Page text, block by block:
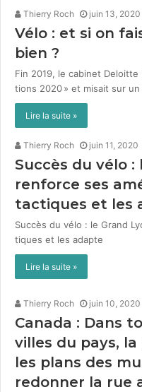
Thierry Roch juin 13, 2020
Vélo : et si on
bien ?
Fin 2019, le cab­i­net
tions 2020 » et mis­ait sur
Lire la suite »
Thierry Roch juin 11, 2020
Succès du vélo :
renforce ses
tactiques et les
Suc­cès du vélo : le Grand
tiques et les adapte
Lire la suite »
Thierry Roch juin 10, 2020
Canada : Dans
villes du pays,
les plans des
redonner la rue